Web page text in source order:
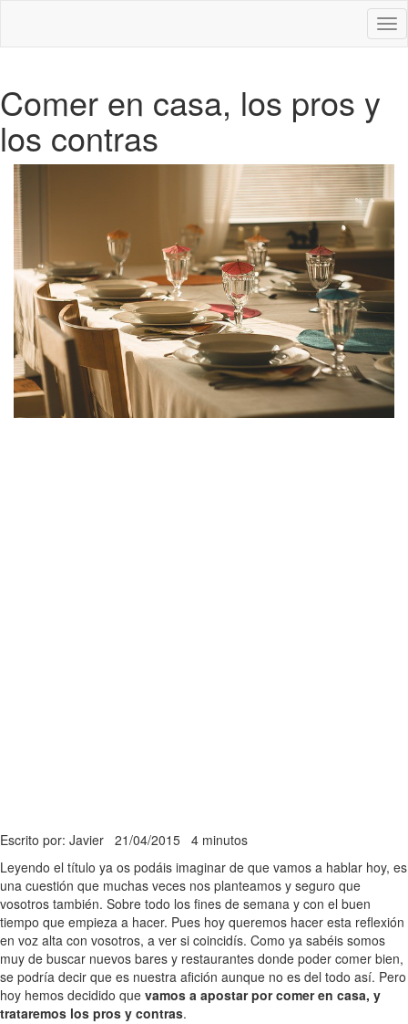
Comer en casa, los pros y
los contras
Escrito por: Javier 21/04/2015 4 minutos
Leyendo el título ya os podáis imaginar de que vamos a hablar hoy, es
una cuestión que muchas veces nos planteamos y seguro que
vosotros también. Sobre todo los fines de semana y con el buen
tiempo que empieza a hacer. Pues hoy queremos hacer esta reflexión
en voz alta con vosotros, a ver si coincidís. Como ya sabéis somos
muy de buscar nuevos bares y restaurantes donde poder comer bien,
se podría decir que es nuestra afición aunque no es del todo así. Pero
hoy hemos decidido que vamos a apostar por comer en casa, y
trataremos los pros y contras.